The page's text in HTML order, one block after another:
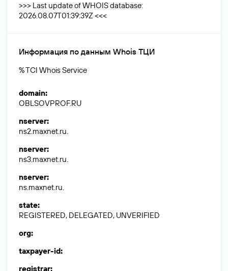
>>> Last update of WHOIS database:
2026.08.07T01:39:39Z <<<
Информация по данным Whois ТЦИ
% TCI Whois Service
domain:
OBLSOVPROF.RU
nserver:
ns2.maxnet.ru.
nserver:
ns3.maxnet.ru.
nserver:
ns.maxnet.ru.
state:
REGISTERED, DELEGATED, UNVERIFIED
org:
taxpayer-id:
registrar: